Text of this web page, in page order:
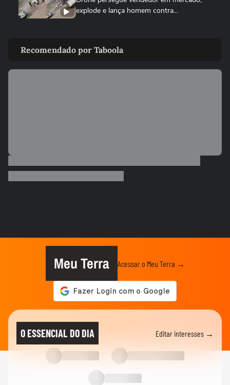
explode e lança homem contra...
sobre proposta da Fifa...
ESTADOS UNIDOS
na Espanha, e prefeito pede...
No Japão, Zico tranquiliza fãs após
terremoto de grandes...
Lula critica sistema de saúde dos EUA ao
exaltar SUS: ‘Vá tentar...
Cãozinho é resgatado com vida dos
escombros 29 dias após terremoto...
Recomendado por Taboola
Meu Terra Acessar o Meu Terra →
O ESSENCIAL DO DIA Editar interesses →